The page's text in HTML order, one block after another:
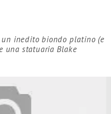
un inedito biondo platino (e
una statuaria Blake